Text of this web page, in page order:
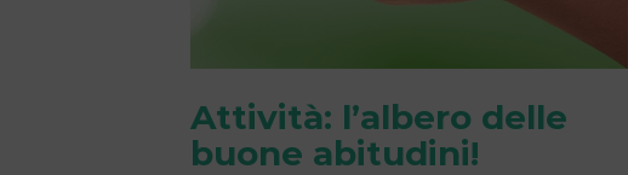
Attività: l’albero delle
buone abitudini!